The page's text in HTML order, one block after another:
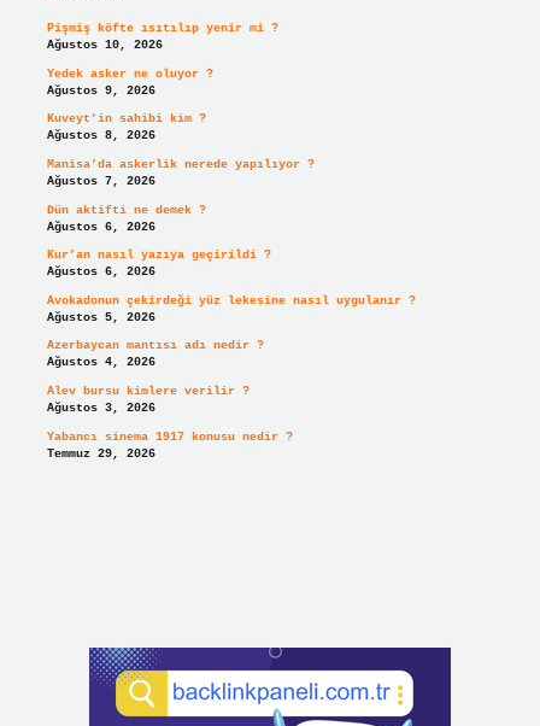
Pişmiş köfte ısıtılıp yenir mi ?
Ağustos 10, 2026
Yedek asker ne oluyor ?
Ağustos 9, 2026
Kuveyt’in sahibi kim ?
Ağustos 8, 2026
Manisa’da askerlik nerede yapılıyor ?
Ağustos 7, 2026
Dün aktifti ne demek ?
Ağustos 6, 2026
Kur’an nasıl yazıya geçirildi ?
Ağustos 6, 2026
Avokadonun çekirdeği yüz lekesine nasıl uygulanır ?
Ağustos 5, 2026
Azerbaycan mantısı adı nedir ?
Ağustos 4, 2026
Alev bursu kimlere verilir ?
Ağustos 3, 2026
Yabancı sinema 1917 konusu nedir ?
Temmuz 29, 2026